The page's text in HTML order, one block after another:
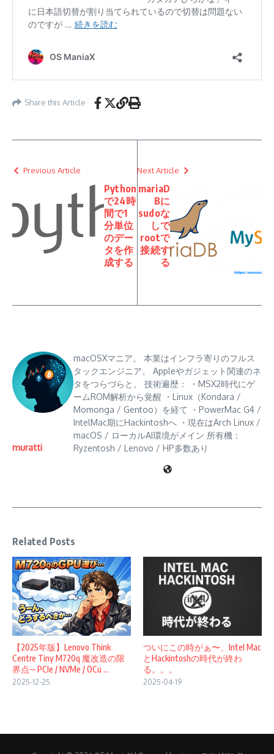
Share this Article
Previous Article
Python
で24時
間で1
分単位
のデー
タを作
成する
Next Article
mariaD
Bに
sudoな
しで
rootで
接続す
る
muratti
macOSXマニア。 本業はインフラ寄りのフルス
タックエンジニア。 Appleやガジェット関連のネ
タをつらづらと。 技術遍歴： ・MSX2時代にゲ
ームROM解析から覚醒 ・Linux（Kondara /
Momonga / Gentoo）を経て ・PowerMac G4 /
IntelMac期にHackintoshへ ・現在はArch Linux /
macOS / ローカルAI環境がメイン 所有機：
Ryzentosh / Lenovo / HP多数あり
Related Posts
【2025年版】Lenovo Think
Centre Tiny M720q 魔改造の限
界点─ PCIe / NVMe / OCu ...
2025-12-25
ついにこの時がぁ〜、Intel Mac
とHackintoshの時代が終わ
る。。。
2025-04-19